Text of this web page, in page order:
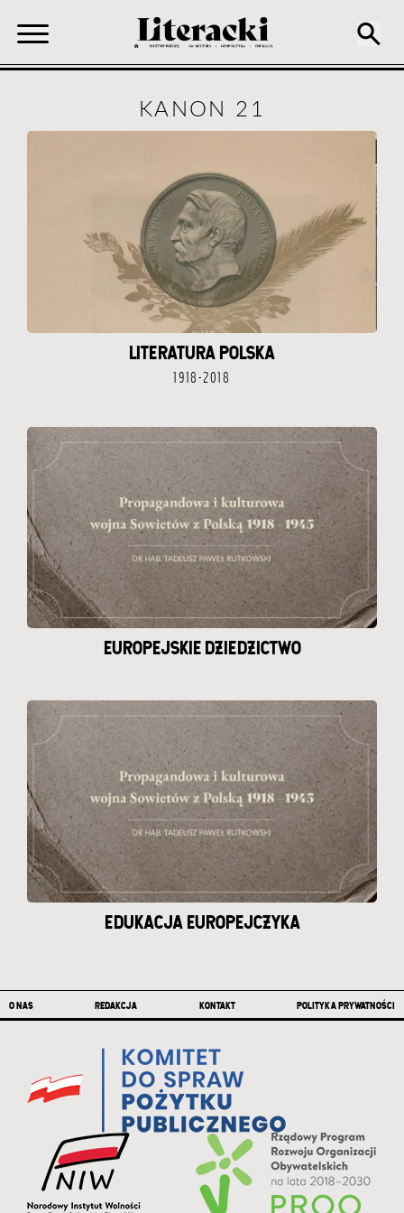
KANON 21
LITERATURA POLSKA
1918-2018
EUROPEJSKIE DZIEDZICTWO
EDUKACJA EUROPEJCZYKA
Stopka
O NAS REDAKCJA KONTAKT POLITYKA PRYWATNOŚCI